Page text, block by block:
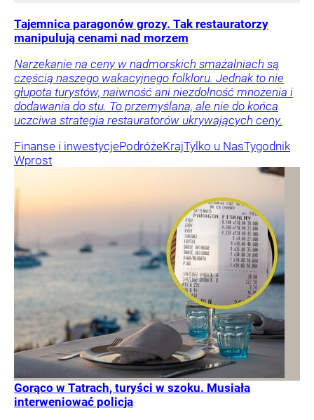
Tajemnica paragonów grozy. Tak restauratorzy
manipulują cenami nad morzem
Narzekanie na ceny w nadmorskich smażalniach są
częścią naszego wakacyjnego folkloru. Jednak to nie
głupota turystów, naiwność ani niezdolność mnożenia i
dodawania do stu. To przemyślana, ale nie do końca
uczciwa strategia restauratorów ukrywających ceny.
Finanse i inwestycjePodróżeKrajTylko u NasTygodnik
Wprost
Gorąco w Tatrach, turyści w szoku. Musiała
interweniować policja